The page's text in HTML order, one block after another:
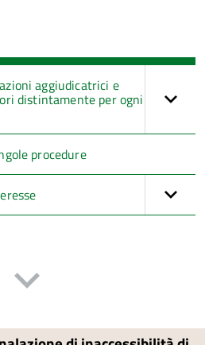
aggiudicatrici e
distintamente per ogni
procedure